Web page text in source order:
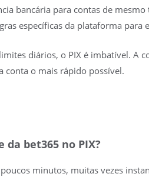
bancária para contas de
específicas da plataforma para
diários, o PIX é imbatível. A
conta o mais rápido possível.
bet365 no PIX?
minutos, muitas vezes